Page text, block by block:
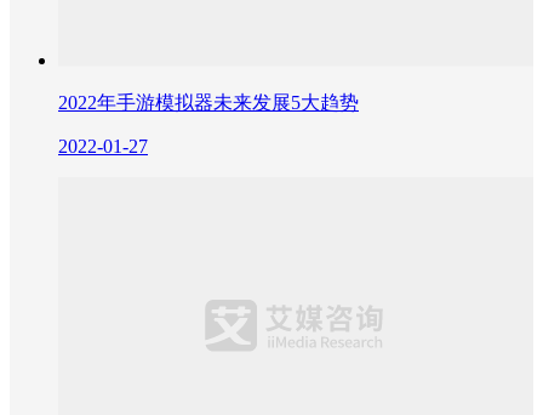
2022年手游模拟器未来发展5大趋势
2022-01-27